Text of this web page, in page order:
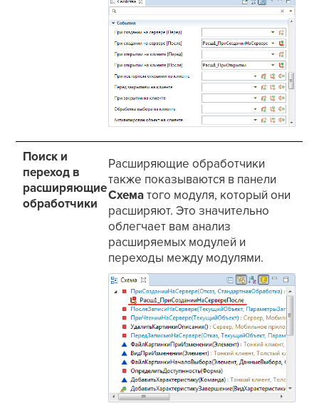
Поиск и
переход в
расширяющие
обработчики
Расширяющие обработчики
также показываются в панели
Схематого модуля, который они
расширяют. Это значительно
облегчает вам анализ
расширяемых модулей и
переходы между модулями.